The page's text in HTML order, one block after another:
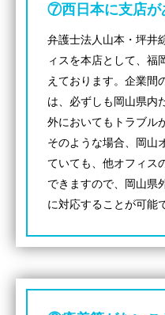
⑦西日本に支店が
弁護士法人山本・坪井
ィスを本店として、福
えております。企業間
は、必ずしも岡山県内
外においてもトラブル
そのような場合、岡山
ていても、他オフィス
できますので、岡山県
に対応することが可能